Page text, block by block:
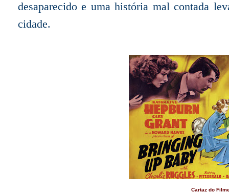
desaparecido e uma história mal contada
cidade.
Cartaz do